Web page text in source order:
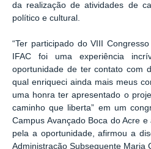
da realização de atividades de
político e cultural.
“Ter participado do VIII
IFAC foi uma experiência
oportunidade de ter contato com
qual enriqueci ainda mais meus
uma honra ter apresentado o
caminho que liberta” em um
Campus Avançado Boca do Acre
pela a oportunidade, afirmou a
Administração Subsequente Maria